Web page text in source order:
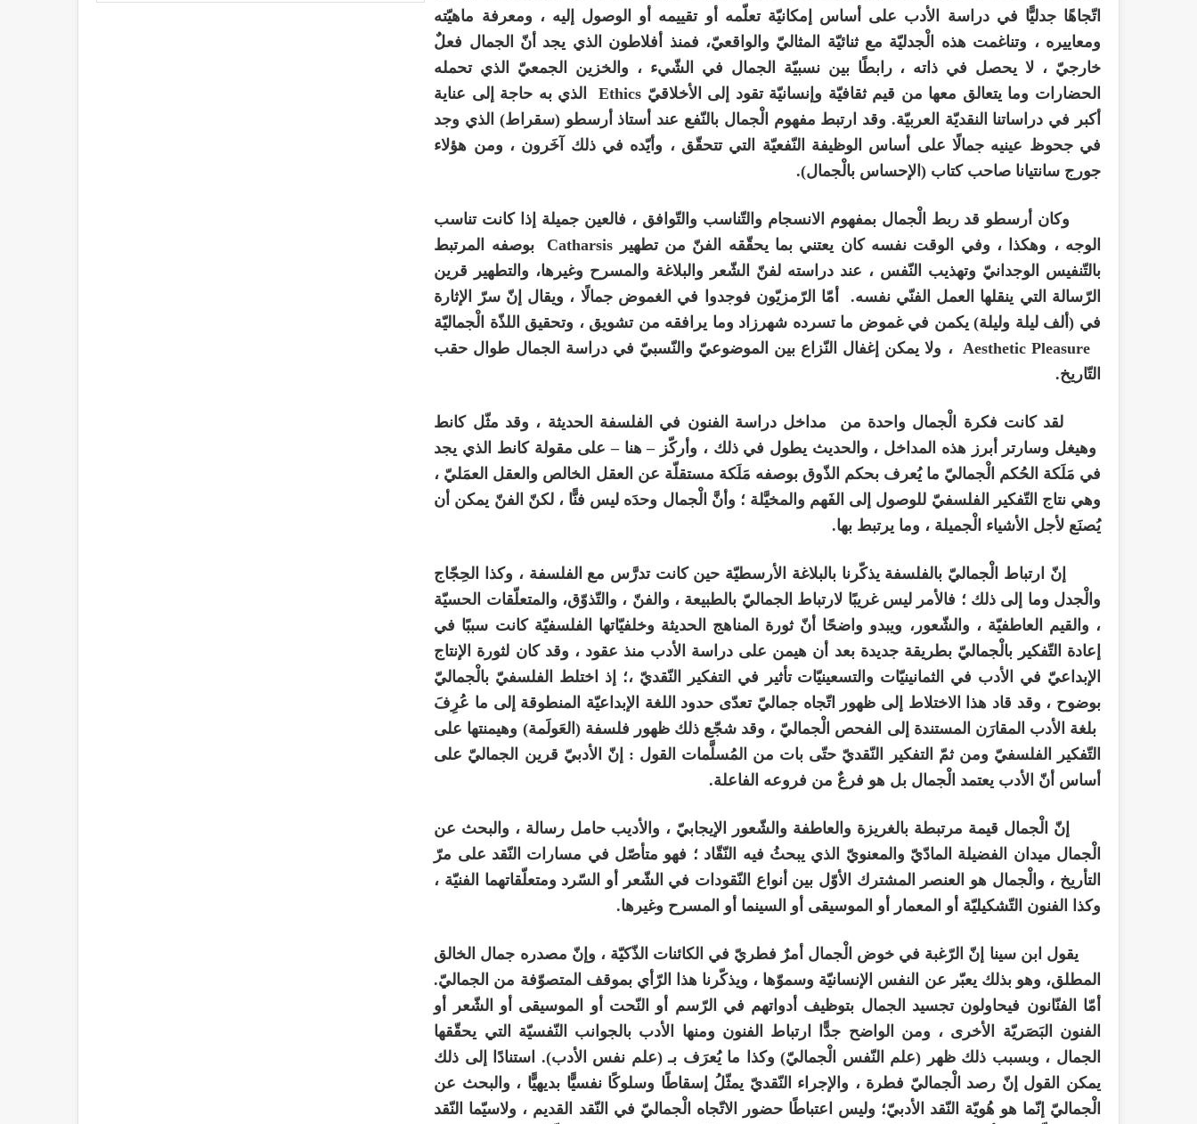
اتّجاهًا جدليًّا في دراسة الأدب على أساس إمكانيّة تعلّمه أو تقييمه أو الوصول إليه ، ومعرفة ماهيّته
ومعاييره ، وتناغمت هذه الْجدليّة مع ثنائيّة المثاليّ والواقعيّ، فمنذ أفلاطون الذي يجد أنّ الجمال فعلٌ
خارجيّ ، لا يحصل في ذاته ، رابطًا بين نسبيّة الجمال في الشّيء ، والخزين الجمعيّ الذي تحمله
الحضارات وما يتعالق معها من قيم ثقافيّة وإنسانيّة تقود إلى الأخلاقيّ Ethicsالذي به حاجة إلى عناية
أكبر في دراساتنا النقديّة العربيّة. وقد ارتبط مفهوم الْجمال بالنّفع عند أستاذ أرسطو (سقراط) الذي وجد
في جحوظ عينيه جمالًا على أساس الوظيفة النّفعيّة التي تتحقّق ، وأيّده في ذلك آخَرون ، ومن هؤلاء
جورج سانتيانا صاحب كتاب (الإحساس بالْجمال).
وكان أرسطو قد ربط الْجمال بمفهوم الانسجام والتّناسب والتّوافق ، فالعين جميلة إذا كانت تناسب
الوجه ، وهكذا ، وفي الوقت نفسه كان يعتني بما يحقّقه الفنّ من تطهير Catharsis بوصفه المرتبط
بالتّنفيس الوجدانيّ وتهذيب النّفس ، عند دراسته لفنّ الشّعر والبلاغة والمسرح وغيرها، والتطهير قرين
الرّسالة التي ينقلها العمل الفنّي نفسه. أمّا الرّمزيّون فوجدوا في الغموض جمالًا ، ويقال إنّ سرّ الإثارة
في (ألف ليلة وليلة) يكمن في غموض ما تسرده شهرزاد وما يرافقه من تشويق ، وتحقيق اللذّة الْجماليّة
Aesthetic Pleasure ، ولا يمكن إغفال النّزاع بين الموضوعيّ والنّسبيّ في دراسة الجمال طوال حقب
التّاريخ.
لقد كانت فكرة الْجمال واحدة من مداخل دراسة الفنون في الفلسفة الحديثة ، وقد مثّل كانط
وهيغل وسارتر أبرز هذه المداخل ، والحديث يطول في ذلك ، وأركّز – هنا – على مقولة كانط الذي يجد
في مَلَكة الحُكم الْجماليّ ما يُعرف بحكم الذّوق بوصفه مَلَكة مستقلّة عن العقل الخالص والعقل العمَليّ ،
وهي نتاج التّفكير الفلسفيّ للوصول إلى الفَهم والمخيَّلة ؛ وأنَّ الْجمال وحدَه ليس فنًّا ، لكنّ الفنّ يمكن أن
يُصنَع لأجل الأشياء الْجميلة ، وما يرتبط بها.
إنّ ارتباط الْجماليّ بالفلسفة يذكّرنا بالبلاغة الأرسطيّة حين كانت تدرَّس مع الفلسفة ، وكذا الحِجّاج
والْجدل وما إلى ذلك ؛ فالأمر ليس غريبًا لارتباط الجماليّ بالطبيعة ، والفنّ ، والتّذوّق، والمتعلّقات الحسيّة
، والقيم العاطفيّة ، والشّعور، ويبدو واضحًا أنّ ثورة المناهج الحديثة وخلفيّاتها الفلسفيّة كانت سببًا في
إعادة التّفكير بالْجماليّ بطريقة جديدة بعد أن هيمن على دراسة الأدب منذ عقود ، وقد كان لثورة الإنتاج
الإبداعيّ في الأدب في الثمانينيّات والتسعينيّات تأثير في التفكير النّقديّ ،؛ إذ اختلط الفلسفيّ بالْجماليّ
بوضوح ، وقد قاد هذا الاختلاط إلى ظهور اتّجاه جماليّ تعدّى حدود اللغة الإبداعيّة المنطوقة إلى ما عُرِفَ
بلغة الأدب المقارَن المستندة إلى الفحص الْجماليّ ، وقد شجّع ذلك ظهور فلسفة (العَولَمة) وهيمنتها على
التّفكير الفلسفيّ ومن ثمّ التفكير النّقديّ حتّى بات من المُسلَّمات القول : إنّ الأدبيّ قرين الجماليّ على
أساس أنّ الأدب يعتمد الْجمال بل هو فرعٌ من فروعه الفاعلة.
إنّ الْجمال قيمة مرتبطة بالغريزة والعاطفة والشّعور الإيجابيّ ، والأديب حامل رسالة ، والبحث عن
الْجمال ميدان الفضيلة المادّيّ والمعنويّ الذي يبحثُ فيه النّقّاد ؛ فهو متأصّل في مسارات النّقد على مرّ
التأريخ ، والْجمال هو العنصر المشترك الأوّل بين أنواع النّقودات في الشّعر أو السّرد ومتعلّقاتهما الفنيّة ،
وكذا الفنون التّشكيليّة أو المعمار أو الموسيقى أو السينما أو المسرح وغيرها.
يقول ابن سينا إنّ الرّغبة في خوض الْجمال أمرٌ فطريّ في الكائنات الذّكيّة ، وإنّ مصدره جمال الخالق
المطلق، وهو بذلك يعبّر عن النفس الإنسانيّة وسموّها ، ويذكّرنا هذا الرّأي بموقف المتصوّفة من الجماليّ.
أمّا الفنّانون فيحاولون تجسيد الجمال بتوظيف أدواتهم في الرّسم أو النّحت أو الموسيقى أو الشّعر أو
الفنون البَصَريّة الأخرى ، ومن الواضح جدًّا ارتباط الفنون ومنها الأدب بالجوانب النّفسيّة التي يحقّقها
الجمال ، وبسبب ذلك ظهر (علم النّفس الْجماليّ) وكذا ما يُعرَف بـ (علم نفس الأدب). استنادًا إلى ذلك
يمكن القول إنّ رصد الْجماليّ فطرة ، والإجراء النّقديّ يمثّلُ إسقاطًا وسلوكًا نفسيًّا بديهيًّا ، والبحث عن
الْجماليّ إنّما هو هُويّة النّقد الأدبيّ؛ وليس اعتباطًا حضور الاتّجاه الْجماليّ في النّقد القديم ، ولاسيّما النّقد